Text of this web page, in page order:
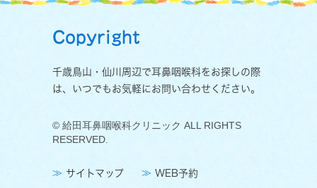
Copyright
千歳鳥山・仙川周辺で耳鼻咽喉科をお探しの際
は、いつでもお気軽にお問い合わせください。
© 給田耳鼻咽喉科クリニック ALL RIGHTS
RESERVED.
サイトマップ WEB予約